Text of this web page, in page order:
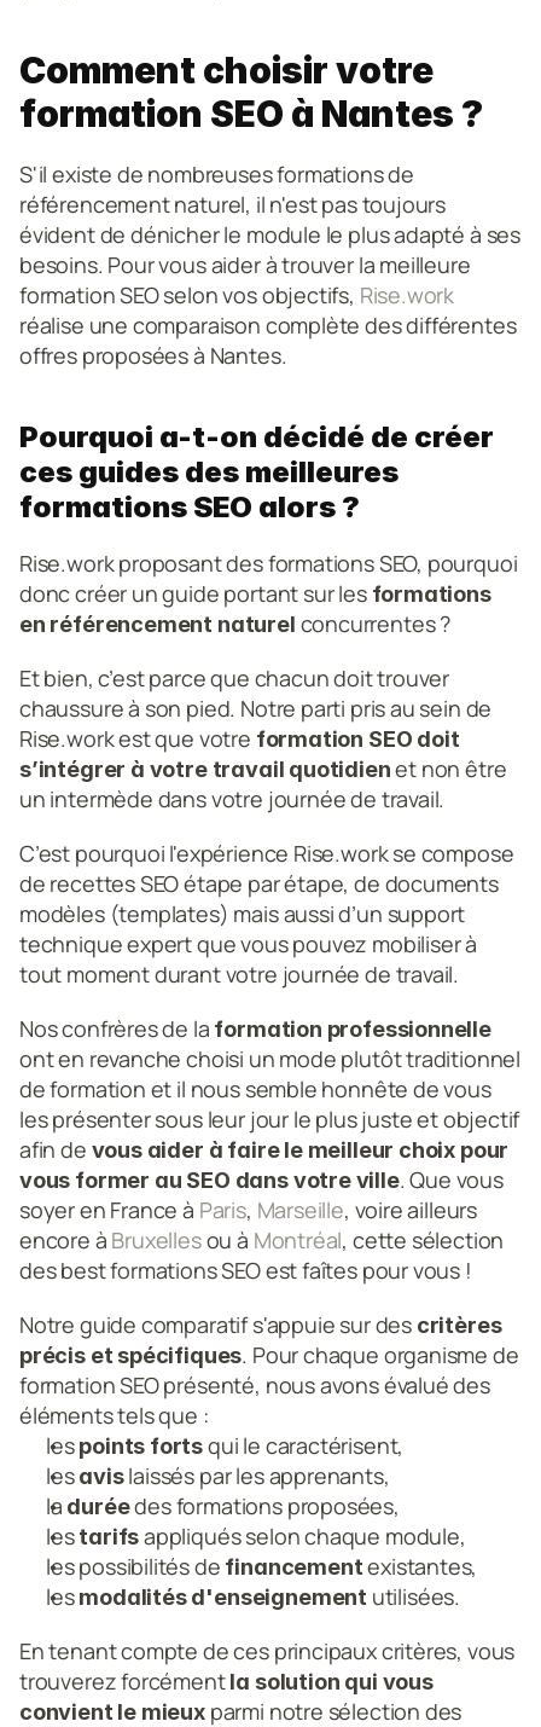
Comment choisir votre
formation SEO à Nantes ?
S'il existe de nombreuses formations de
référencement naturel, il n'est pas toujours
évident de dénicher le module le plus adapté à ses
besoins. Pour vous aider à trouver la meilleure
formation SEO selon vos objectifs, Rise.work
réalise une comparaison complète des différentes
offres proposées à Nantes.
Pourquoi a-t-on décidé de créer
ces guides des meilleures
formations SEO alors ?
Rise.work proposant des formations SEO, pourquoi
donc créer un guide portant sur les formations
en référencement naturel concurrentes ?
Et bien, c’est parce que chacun doit trouver
chaussure à son pied. Notre parti pris au sein de
Rise.work est que votre formation SEO doit
s’intégrer à votre travail quotidien et non être
un intermède dans votre journée de travail.
C’est pourquoi l'expérience Rise.work se compose
de recettes SEO étape par étape, de documents
modèles (templates) mais aussi d’un support
technique expert que vous pouvez mobiliser à
tout moment durant votre journée de travail.
Nos confrères de la formation professionnelle
ont en revanche choisi un mode plutôt traditionnel
de formation et il nous semble honnête de vous
les présenter sous leur jour le plus juste et objectif
afin de vous aider à faire le meilleur choix pour
vous former au SEO dans votre ville. Que vous
soyer en France à Paris, Marseille, voire ailleurs
encore à Bruxelles ou à Montréal, cette sélection
des best formations SEO est faîtes pour vous !
Notre guide comparatif s'appuie sur des critères
précis et spécifiques. Pour chaque organisme de
formation SEO présenté, nous avons évalué des
éléments tels que :
les points forts qui le caractérisent,
les avis laissés par les apprenants,
la durée des formations proposées,
les tarifs appliqués selon chaque module,
les possibilités de financement existantes,
les modalités d'enseignement utilisées.
En tenant compte de ces principaux critères, vous
trouverez forcément la solution qui vous
convient le mieux parmi notre sélection des